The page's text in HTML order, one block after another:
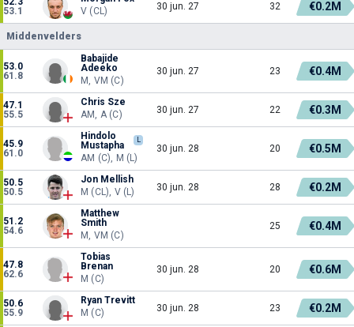
53.1
V (CL)
30 jun. 27 32 €0.2M
Middenvelders
53.0
61.8
Babajide
Adeeko
M, VM (C)
30 jun. 27 23 €0.4M
47.1
55.5
Chris Sze
AM, A (C)
30 jun. 27 22 €0.3M
45.9
61.0
Hindolo
Mustapha
L
AM (C), M (L)
30 jun. 28 20 €0.5M
50.5
50.5
Jon Mellish
M (CL), V (L)
30 jun. 28 28 €0.2M
51.2
54.6
Matthew
Smith
M, VM (C)
25 €0.4M
47.8
62.6
Tobias
Brenan
M (C)
30 jun. 28 20 €0.6M
50.6
55.9
Ryan Trevitt
M (C)
30 jun. 28 23 €0.2M